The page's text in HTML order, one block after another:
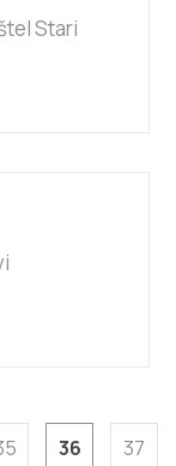
Stari
36 37